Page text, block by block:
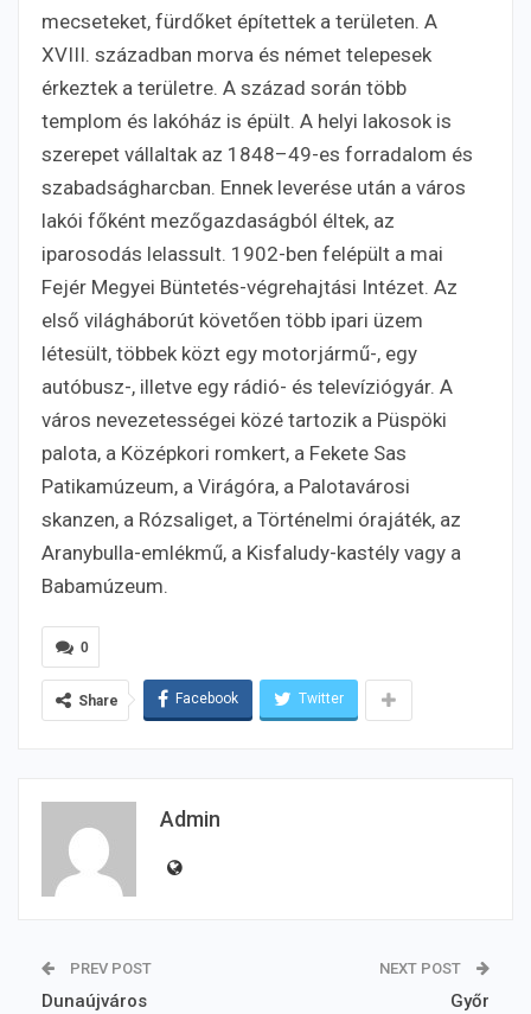
mecseteket, fürdőket építettek a területen. A
XVIII. században morva és német telepesek
érkeztek a területre. A század során több
templom és lakóház is épült. A helyi lakosok is
szerepet vállaltak az 1848–49-es forradalom és
szabadságharcban. Ennek leverése után a város
lakói főként mezőgazdaságból éltek, az
iparosodás lelassult. 1902-ben felépült a mai
Fejér Megyei Büntetés-végrehajtási Intézet. Az
első világháborút követően több ipari üzem
létesült, többek közt egy motorjármű-, egy
autóbusz-, illetve egy rádió- és televíziógyár. A
város nevezetességei közé tartozik a Püspöki
palota, a Középkori romkert, a Fekete Sas
Patikamúzeum, a Virágóra, a Palotavárosi
skanzen, a Rózsaliget, a Történelmi órajáték, az
Aranybulla-emlékmű, a Kisfaludy-kastély vagy a
Babamúzeum.
0
Share Facebook Twitter
Admin
PREV POST
Dunaújváros
NEXT POST
Győr